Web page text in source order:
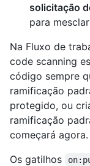
solicitação
para
Na Fluxo de
code scanning
código sempre
ramificação
protegido, ou
ramificação
começará agora.
Os gatilhos